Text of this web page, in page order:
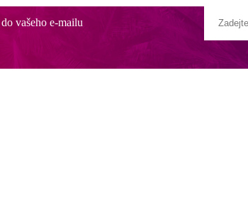
vašeho e-mailu